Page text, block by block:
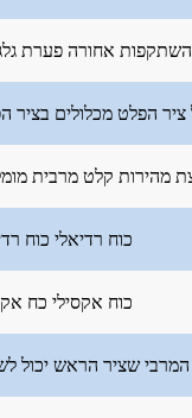
השתקפות אחורה פערת
ציר הפלט מכלולים בציר
מהירות קלט מרבית
כוח רדיאלי כוח
כוח אקסילי כח
המרבי שציר הראש יכול